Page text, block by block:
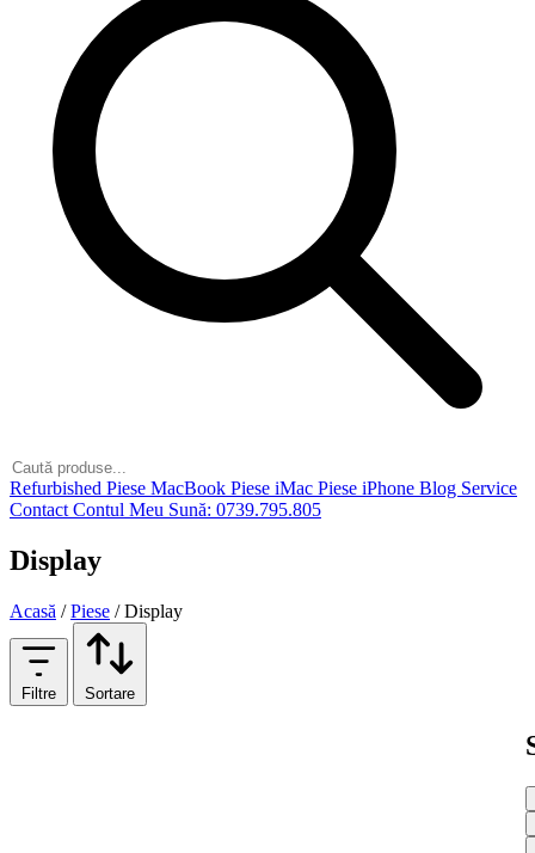
Refurbished Piese MacBook Piese iMac Piese iPhone Blog Service
Contact Contul Meu Sună: 0739.795.805
Display
Acasă / Piese / Display
Filtre Sortare